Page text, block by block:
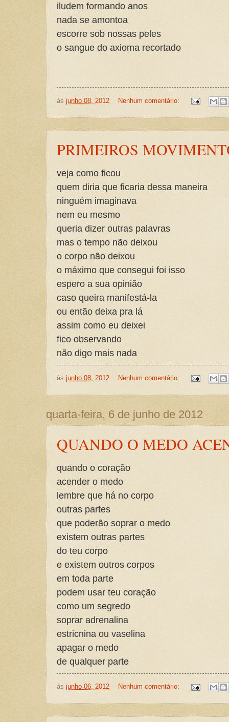
iludem formando anos
nada se amontoa
escorre sob nossas peles
o sangue do axioma recortado
às junho 08, 2012 Nenhum comentário:
PRIMEIROS
veja como ficou
quem diria que ficaria dessa maneira
ninguém imaginava
nem eu mesmo
queria dizer outras palavras
mas o tempo não deixou
o corpo não deixou
o máximo que consegui foi isso
espero a sua opinião
caso queira manifestá-la
ou então deixa pra lá
assim como eu deixei
fico observando
não digo mais nada
às junho 08, 2012 Nenhum comentário:
quarta-feira, 6 de junho de 2012
QUANDO O MEDO
quando o coração
acender o medo
lembre que há no corpo
outras partes
que poderão soprar o medo
existem outras partes
do teu corpo
e existem outros corpos
em toda parte
podem usar teu coração
como um segredo
soprar adrenalina
estricnina ou vaselina
apagar o medo
de qualquer parte
às junho 06, 2012 Nenhum comentário: